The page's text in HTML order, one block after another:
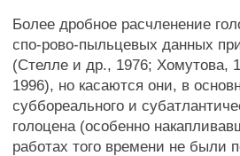
Более дробное расчленение
спо-рово-пыльцевых данных
(Стелле и др., 1976; Хомутова,
1996), но касаются они, в
суббореального и
голоцена (особенно
работах того времени не были